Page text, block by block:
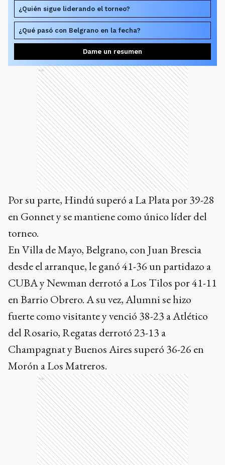
¿Quién sigue liderando el torneo?
¿Qué pasó con Belgrano en la fecha?
Dame un resumen
Ads
Por su parte, Hindú superó a La Plata por 39-28
en Gonnet y se mantiene como único líder del
torneo.
En Villa de Mayo, Belgrano, con Juan Brescia
desde el arranque, le ganó 41-36 un partidazo a
CUBA y Newman derrotó a Los Tilos por 41-11
en Barrio Obrero. A su vez, Alumni se hizo
fuerte como visitante y venció 38-23 a Atlético
del Rosario, Regatas derrotó 23-13 a
Champagnat y Buenos Aires superó 36-26 en
Morón a Los Matreros.
Ads